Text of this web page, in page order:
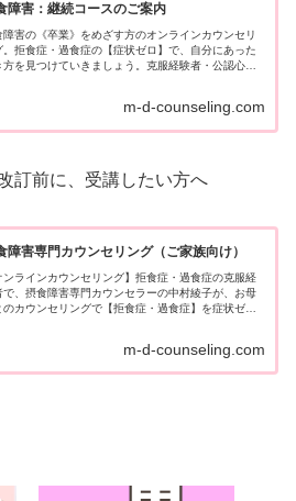
障害：継続コースのご案内
障害の《卒業》をめざす方のオンラインカウンセリ
。拒食症・過食症の【症状ゼロ】で、自分にあった
方を見つけていきましょう。克服経験者・公認心理
m-d-counseling.com
訂前に、受講したい方へ
障害専門カウンセリング（ご家族向け）
ンラインカウンセリング】拒食症・過食症の克服経
で、摂食障害専門カウンセラーの中村綾子が、お母
のカウンセリングで【拒食症・過食症】を症状ゼロ
m-d-counseling.com